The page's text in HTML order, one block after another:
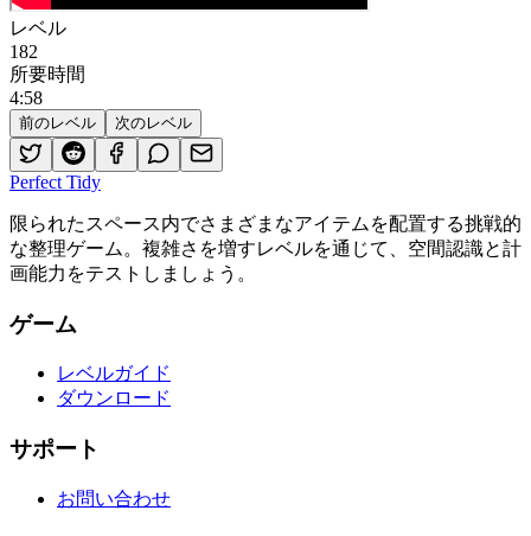
レベル
182
所要時間
4:58
前のレベル 次のレベル
Perfect Tidy
限られたスペース内でさまざまなアイテムを配置する挑戦的
な整理ゲーム。複雑さを増すレベルを通じて、空間認識と計
画能力をテストしましょう。
ゲーム
レベルガイド
ダウンロード
サポート
お問い合わせ